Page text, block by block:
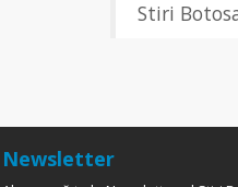
Stiri
Newsletter